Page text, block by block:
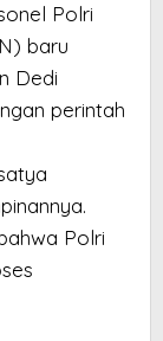
Polri
baru
Dedi
perintah
Polri